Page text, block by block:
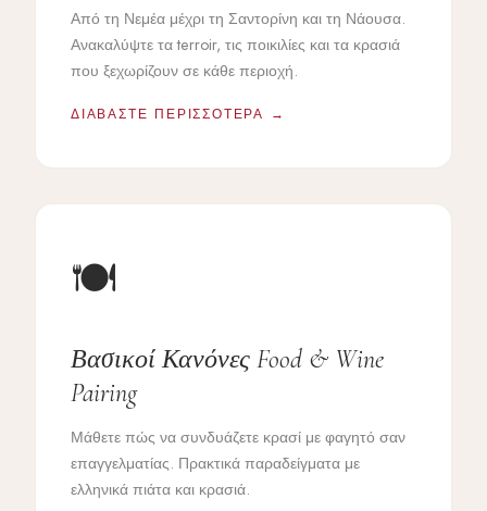
Από τη Νεμέα μέχρι τη Σαντορίνη και τη Νάουσα.
Ανακαλύψτε τα terroir, τις ποικιλίες και τα κρασιά
που ξεχωρίζουν σε κάθε περιοχή.
ΔΙΑΒΆΣΤΕ ΠΕΡΙΣΣΌΤΕΡΑ →
🍽️
Βασικοί Κανόνες Food & Wine
Pairing
Μάθετε πώς να συνδυάζετε κρασί με φαγητό σαν
επαγγελματίας. Πρακτικά παραδείγματα με
ελληνικά πιάτα και κρασιά.